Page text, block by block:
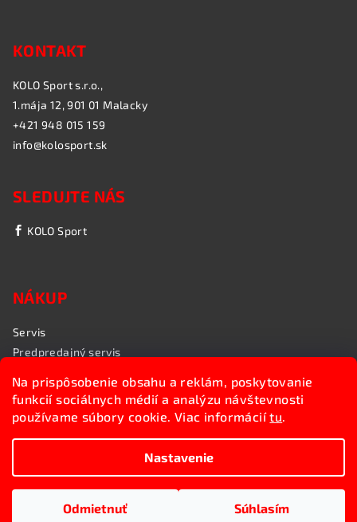
Na prispôsobenie obsahu a reklám, poskytovanie
funkcií sociálnych médií a analýzu návštevnosti
používame súbory cookie. Viac informáciítu.
Nastavenie
Odmietnuť Súhlasím
KONTAKT
KOLO Sport s.r.o.,
1.mája 12, 901 01 Malacky
+421 948 015 159
info@kolosport.sk
SLEDUJTE NÁS
KOLO Sport
NÁKUP
Servis
Predpredajný servis
Rozvoz bicyklov
Poradenstvo
Upraviť nastavenie cookies